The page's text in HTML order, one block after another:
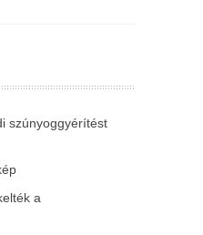
szúnyoggyérítést
a